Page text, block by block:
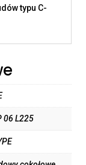
typu C-
06 L225